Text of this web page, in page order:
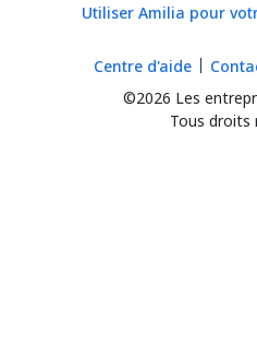
Utiliser Amilia pour
©2026 Les
Tous droits
Centre d'aide